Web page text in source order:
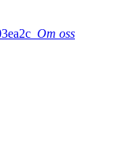
Om oss